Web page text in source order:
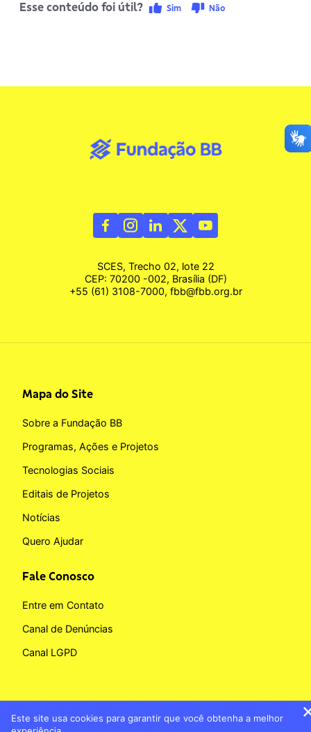
Esse conteúdo foi útil? Sim Não
SCES, Trecho 02, lote 22
CEP: 70200 -002, Brasília (DF)
+55 (61) 3108-7000, fbb@fbb.org.br
Mapa do Site
Sobre a Fundação BB
Programas, Ações e Projetos
Tecnologias Sociais
Editais de Projetos
Notícias
Quero Ajudar
Fale Conosco
Entre em Contato
Canal de Denúncias
Canal LGPD
Este site usa cookies para garantir que você obtenha a melhor